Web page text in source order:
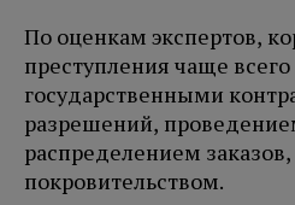
По оценкам экспертов,
преступления чаще
государственными
разрешений,
распределением
покровительством.